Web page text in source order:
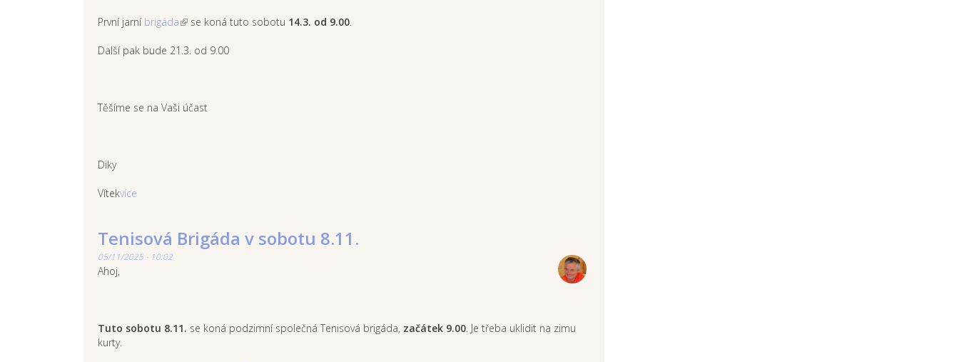
První jarní brigáda se koná tuto sobotu 14.3. od 9.00
Další pak bude 21.3. od 9.00
Těšíme se na Vaši účast
Diky
Vítekvíce
Tenisová Brigáda v sobotu 8.11.
05/11/2025 - 10:02
Ahoj,
Tuto sobotu 8.11. se koná podzimní společná Tenisová brigáda, začátek 9.00 . Je třeba uklidit na zimu
kurty.